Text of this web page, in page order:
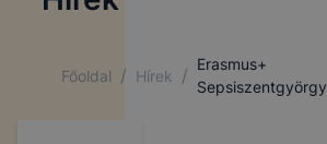
Főoldal / Hírek /
Erasmus+
Sepsiszentgyörgy